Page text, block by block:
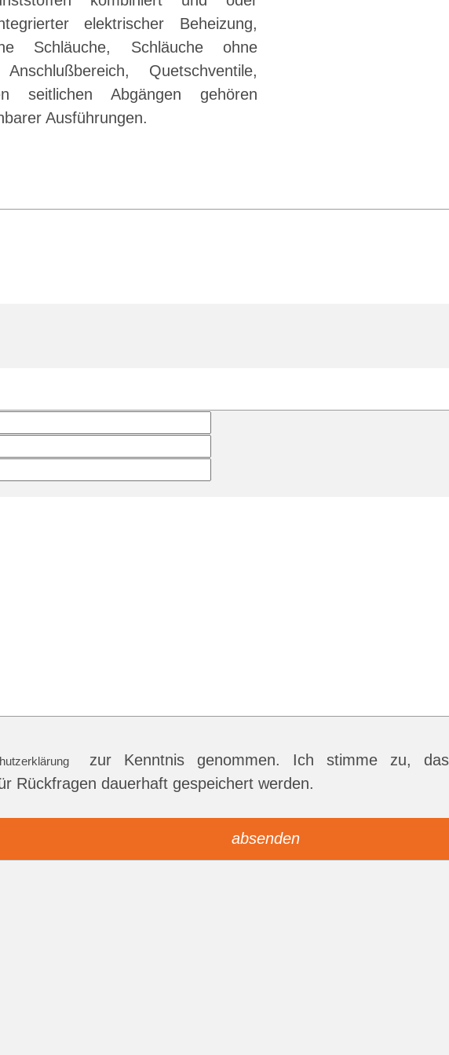
elektrischer Beheizung,
Schläuche, Schläuche ohne
Quetschventile,
seitlichen Abgängen gehören
Ausführungen.
zur Kenntnis genommen. Ich stimme zu,
Rückfragen dauerhaft gespeichert werden.